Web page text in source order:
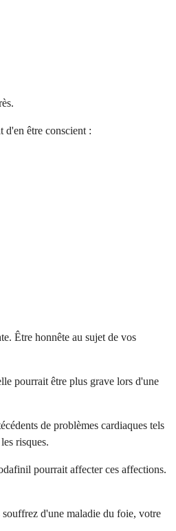
d'en être conscient :
Être honnête au sujet de vos
pourrait être plus grave lors d'une
de problèmes cardiaques tels
risques.
pourrait affecter ces affections.
d'une maladie du foie, votre